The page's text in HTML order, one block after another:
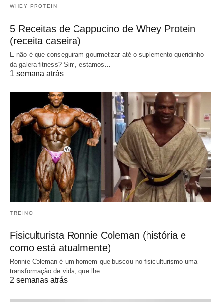
WHEY PROTEIN
5 Receitas de Cappucino de Whey Protein
(receita caseira)
E não é que conseguiram gourmetizar até o suplemento queridinho
da galera fitness? Sim, estamos…
1 semana atrás
TREINO
Fisiculturista Ronnie Coleman (história e
como está atualmente)
Ronnie Coleman é um homem que buscou no fisiculturismo uma
transformação de vida, que lhe…
2 semanas atrás